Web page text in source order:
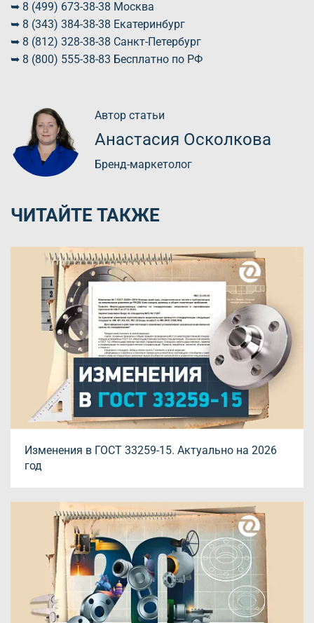
➥ 8 (499) 673-38-38 Москва
➥ 8 (343) 384-38-38 Екатеринбург
➥ 8 (812) 328-38-38 Санкт-Петербург
➥ 8 (800) 555-38-83 Бесплатно по РФ
Автор статьи
Анастасия Осколкова
Бренд-маркетолог
ЧИТАЙТЕ ТАКЖЕ
Изменения в ГОСТ 33259-15. Актуально на 2026
год